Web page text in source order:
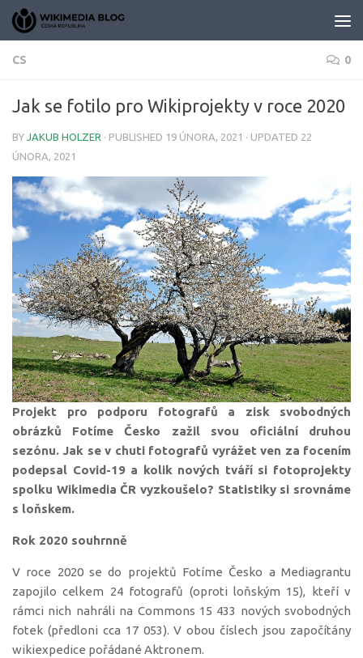
Skip to content
CS 0
Jak se fotilo pro Wikiprojekty v roce 2020
BY JAKUB HOLZER · PUBLISHED 19 ÚNORA, 2021 · UPDATED 22
ÚNORA, 2021
Projekt pro podporu fotografů a zisk svobodných
obrázků Fotíme Česko zažil svou oficiální druhou
sezónu. Jak se v chuti fotografů vyrážet ven za focením
podepsal Covid-19 a kolik nových tváří si fotoprojekty
spolku Wikimedia ČR vyzkoušelo? Statistiky si srovnáme
s loňskem.
Rok 2020 souhrnně
V roce 2020 se do projektů Fotíme Česko a Mediagrantu
zapojilo celkem 24 fotografů (oproti loňským 15), kteří v
rámci nich nahráli na Commons 15 433 nových svobodných
fotek (předloni cca 17 053). V obou číslech jsou započítány
wikiexpedice pořádané Aktronem.